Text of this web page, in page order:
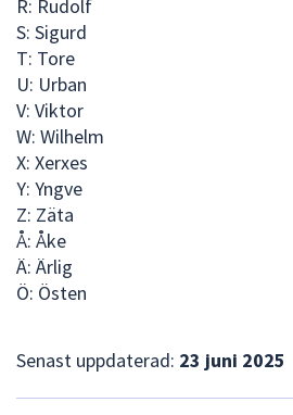
R: Rudolf
S: Sigurd
T: Tore
U: Urban
V: Viktor
W: Wilhelm
X: Xerxes
Y: Yngve
Z: Zäta
Å: Åke
Ä: Ärlig
Ö: Östen
Senast uppdaterad: 23 juni 2025